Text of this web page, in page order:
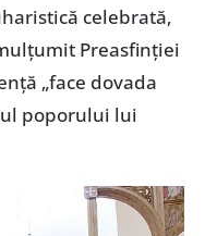
celebrată,
Preasfinţiei
„face dovada
poporului lui